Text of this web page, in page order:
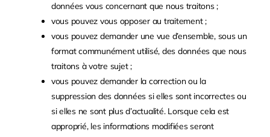
données vous concernant que nous traitons ;
vous pouvez vous opposer au traitement ;
vous pouvez demander une vue d’ensemble, sous un
format communément utilisé, des données que nous
traitons à votre sujet ;
vous pouvez demander la correction ou la
suppression des données si elles sont incorrectes ou
si elles ne sont plus d’actualité. Lorsque cela est
approprié, les informations modifiées seront